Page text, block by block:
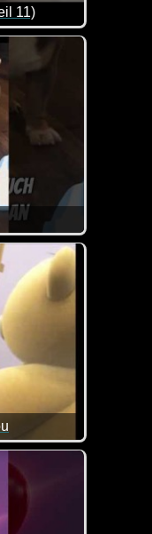
11)
von lustigen
abhauen :-) Mit
Bärchen nicht fehlen...